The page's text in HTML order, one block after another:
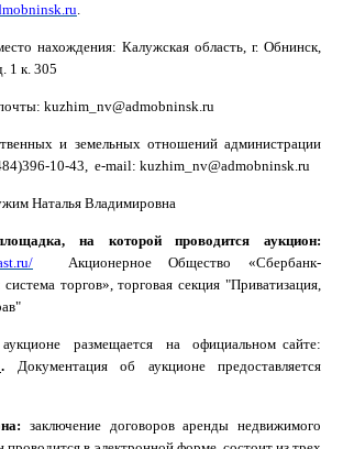
.ru.
нахождения: Калужская область, г. Обнинск,
1 к. 305
kuzhim nv@admobninsk.ru
и земельных отношений администрации
10-43, e-mail: kuzhim nv@admobninsk.ru
Наталья Владимировна
на которой проводится аукцион:
Акционерное Общество «Сбербанк-
система торгов», торговая секция "Приватизация,
размещается на официальном сайте:
. Документация об аукционе предоставляется
заключение договоров аренды недвижимого